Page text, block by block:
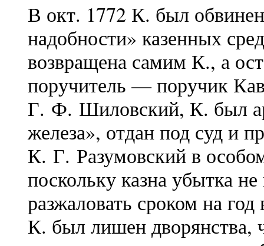
В окт. 1772 К. был
надобности» казенных
возвращена самим К., а
поручитель — поручик
Г. Ф. Шиловский, К. был
железа», отдан под суд и
К. Г. Разумовский в
поскольку казна убытка
разжаловать сроком на
К. был лишен дворянства,